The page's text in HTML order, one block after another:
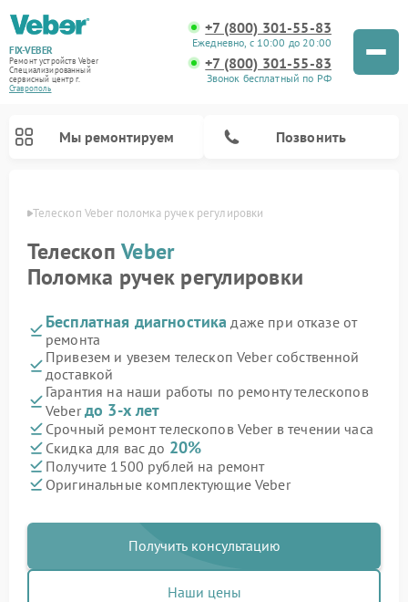
FIX-VEBER
Ремонт устройств Veber
Специализированный
cервисный центр г.
Ставрополь
+7 (800) 301-55-83
Ежедневно, с 10:00 до 20:00
+7 (800) 301-55-83
Звонок бесплатный по РФ
Мы ремонтируем Позвонить
Телескоп Veber поломка ручек регулировки
ТелескопVeber
Поломка ручек регулировки
Бесплатная диагностика даже при отказе от
ремонта
Привезем и увезем телескоп Veber собственной
доставкой
Гарантия на наши работы по ремонту телескопов
Veberдо 3-х лет
Срочный ремонт телескопов Veber в течении часа
Скидка для вас до 20%
Получите 1500 рублей на ремонт
Оригинальные комплектующие Veber
Получить консультацию
Наши цены